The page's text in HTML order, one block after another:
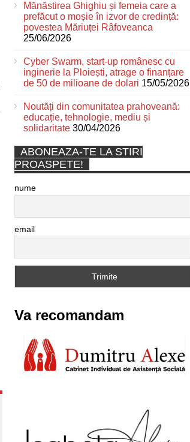
Mănăstirea Ghighiu și femeia care a
prefăcut o moșie în izvor de credință:
povestea Măriuței Râfoveanca
25/06/2026
Cyber Swarm, start-up românesc cu
inginerie la Ploiești, atrage o finanțare
de 50 de milioane de dolari 15/05/2026
Noutăți din comunitatea prahoveană:
educație, tehnologie, mediu și
solidaritate 30/04/2026
ABONEAZA-TE LA STIRI
PROASPETE!
nume
email
Va recomandam